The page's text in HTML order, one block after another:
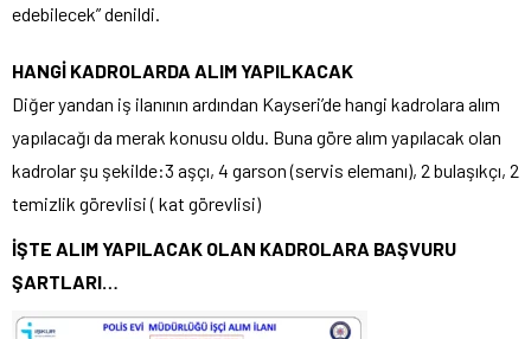
edebilecek” denildi.
HANGİ KADROLARDA ALIM YAPILKACAK
Diğer yandan iş ilanının ardından Kayseri’de hangi kadrolara alım
yapılacağı da merak konusu oldu. Buna göre alım yapılacak olan
kadrolar şu şekilde:3 aşçı, 4 garson (servis elemanı), 2 bulaşıkçı, 2
temizlik görevlisi ( kat görevlisi)
İŞTE ALIM YAPILACAK OLAN KADROLARA BAŞVURU
ŞARTLARI…